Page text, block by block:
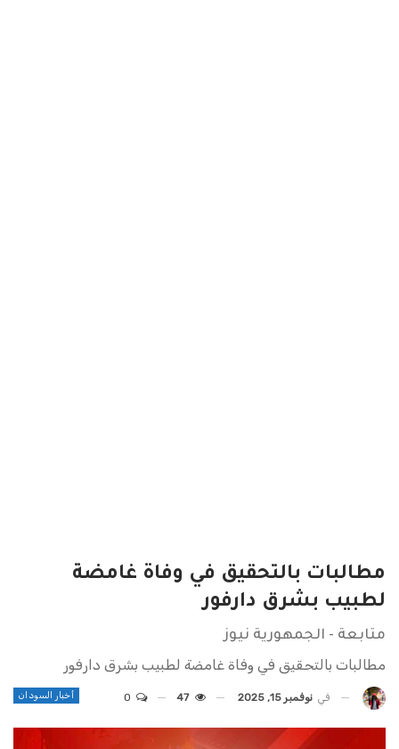
مطالبات بالتحقيق في وفاة غامضة
لطبيب بشرق دارفور
متابعة - الجمهورية نيوز
مطالبات بالتحقيق في وفاة غامضة لطبيب بشرق دارفور
أخبار السودان في نوفمبر 15, 2025 47